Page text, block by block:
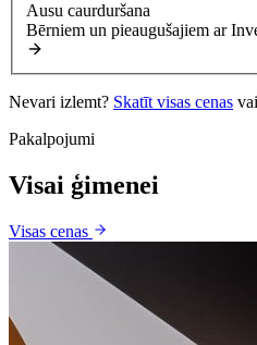
Ausu caurduršana
Bērniem un pieaugušajiem ar
Nevari izlemt? Skatīt visas cenas vai
Pakalpojumi
Visai ģimenei
Visas cenas